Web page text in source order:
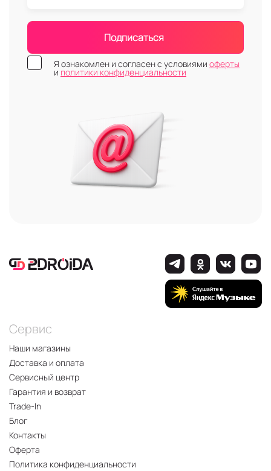
Подписаться
Я ознакомлен и согласен с условиями оферты
и политики конфиденциальности
Сервис
Наши магазины
Доставка и оплата
Сервисный центр
Гарантия и возврат
Trade-In
Блог
Контакты
Оферта
Политика конфиденциальности